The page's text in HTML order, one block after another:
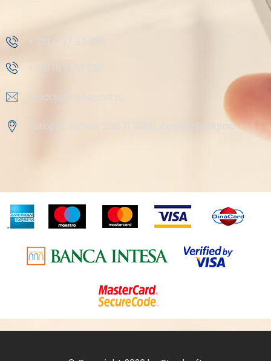
+ 381 11 37 57 555
+ 381 18 41 51 230
prodaja@steelsoft.rs
Autoput za Novi Sad 71 11080, Zemun-Beograd